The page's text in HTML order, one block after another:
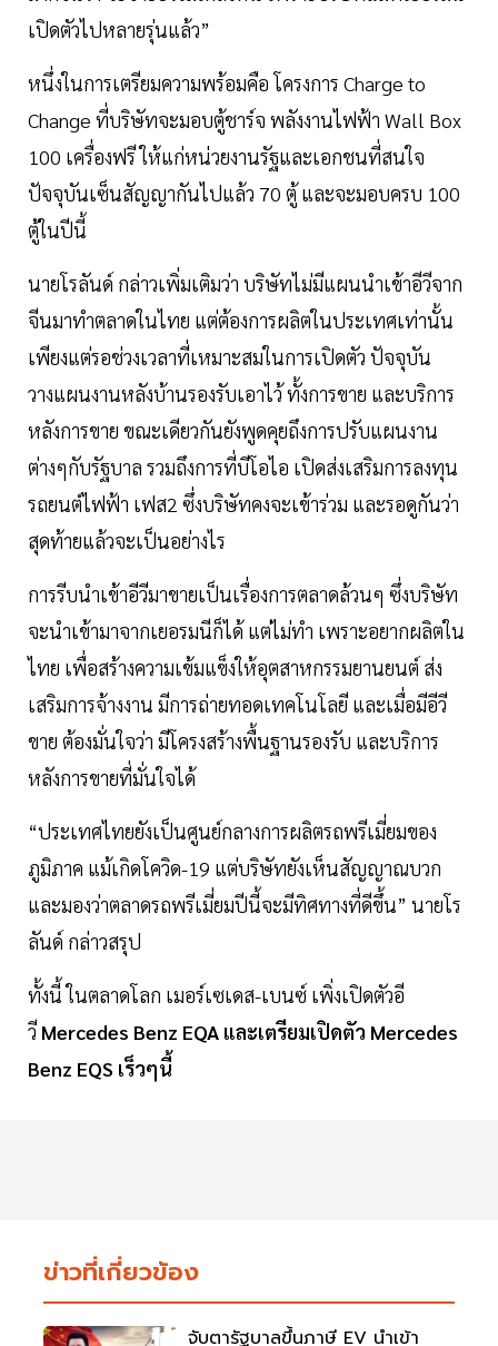
เปิดตัวไปหลายรุ่นแล้ว”
หนึ่งในการเตรียมความพร้อมคือ โครงการ Charge to
Change ที่บริษัทจะมอบตู้ชาร์จ พลังงานไฟฟ้า Wall Box
100 เครื่องฟรี ให้แก่หน่วยงานรัฐและเอกชนที่สนใจ
ปัจจุบันเซ็นสัญญากันไปแล้ว 70 ตู้ และจะมอบครบ 100
ตู้ในปีนี้
นายโรลันด์ กล่าวเพิ่มเติมว่า บริษัทไม่มีแผนนำเข้าอีวีจาก
จีนมาทำตลาดในไทย แต่ต้องการผลิตในประเทศเท่านั้น
เพียงแต่รอช่วงเวลาที่เหมาะสมในการเปิดตัว ปัจจุบัน
วางแผนงานหลังบ้านรองรับเอาไว้ ทั้งการขาย และบริการ
หลังการขาย ขณะเดียวกันยังพูดคุยถึงการปรับแผนงาน
ต่างๆกับรัฐบาล รวมถึงการที่บีโอไอ เปิดส่งเสริมการลงทุน
รถยนต์ไฟฟ้า เฟส2 ซึ่งบริษัทคงจะเข้าร่วม และรอดูกันว่า
สุดท้ายแล้วจะเป็นอย่างไร
การรีบนำเข้าอีวีมาขายเป็นเรื่องการตลาดล้วนๆ ซึ่งบริษัท
จะนำเข้ามาจากเยอรมนีก็ได้ แต่ไม่ทำ เพราะอยากผลิตใน
ไทย เพื่อสร้างความเข้มแข็งให้อุตสาหกรรมยานยนต์ ส่ง
เสริมการจ้างงาน มีการถ่ายทอดเทคโนโลยี และเมื่อมีอีวี
ขาย ต้องมั่นใจว่า มีโครงสร้างพื้นฐานรองรับ และบริการ
หลังการขายที่มั่นใจได้
“ประเทศไทยยังเป็นศูนย์กลางการผลิตรถพรีเมี่ยมของ
ภูมิภาค แม้เกิดโควิด-19 แต่บริษัทยังเห็นสัญญาณบวก
และมองว่าตลาดรถพรีเมี่ยมปีนี้จะมีทิศทางที่ดีขึ้น” นายโร
ลันด์ กล่าวสรุป
ทั้งนี้ ในตลาดโลก เมอร์เซเดส-เบนซ์ เพิ่งเปิดตัวอี
วี Mercedes Benz EQA และเตรียมเปิดตัว Mercedes
Benz EQS เร็วๆนี้
ข่าวที่เกี่ยวข้อง
จับตารัฐบาลขึ้นภาษี EV นำเข้า